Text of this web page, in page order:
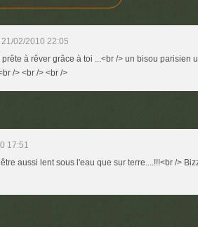
21/02/2010 22:05
à rêver grâce à toi ...<br /> un bisou parisien
/> <br /> <br />
17:51
aussi lent sous l'eau que sur terre....!!!<br />